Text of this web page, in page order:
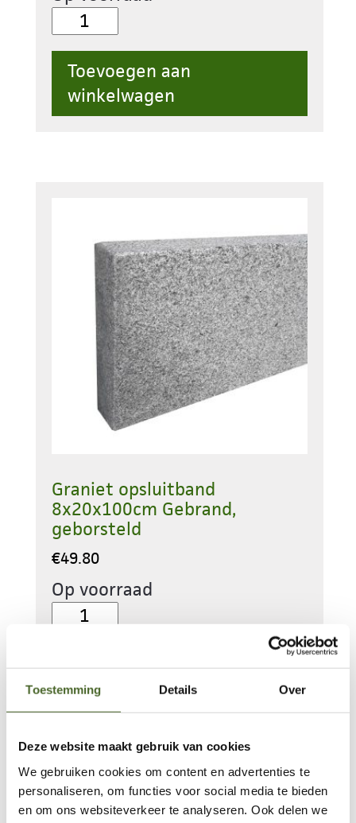
Toestemming Details Over
Deze website maakt gebruik van cookies
We gebruiken cookies om content en advertenties te
personaliseren, om functies voor social media te bieden
en om ons websiteverkeer te analyseren. Ook delen we
Beton
8x20x100cm
Zwart
Toevoegen aan
winkelwagen
Graniet opsluitband
8x20x100cm Gebrand,
geborsteld
€49.80
Op voorraad
Graniet
8x20x100cm
Gebrand,
geborsteld
aantal
Toevoegen aan
winkelwagen